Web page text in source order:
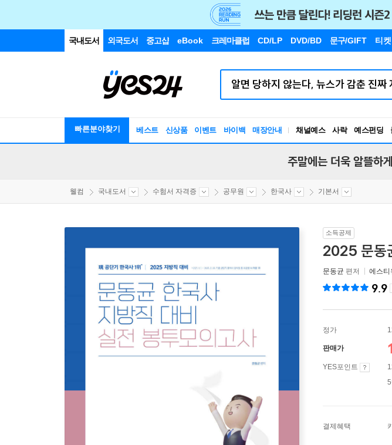
국내도서 외국도서 중고샵 eBook 크레마클럽 CD/LP DVD/BD 문구/GIFT 티켓
빠른분야찾기 베스트 신상품 이벤트 바이백 매장안내 채널예스 사락 예스펀딩
주말에는 더욱 알뜰하
웰컴 국내도서 수험서 자격증 공무원 한국사 기본서
소득공제
2025 문동
문동균 편저 에스티
9.9
정가
판매가
YES포인트
결제혜택